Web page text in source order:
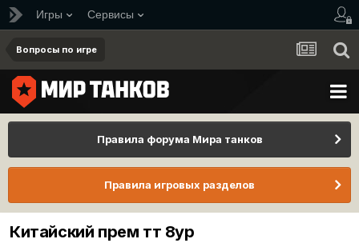
Игры Сервисы
Вопросы по игре
Правила форума Мира танков
Правила игровых разделов
Китайский прем тт 8ур